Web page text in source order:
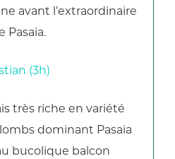
avant l’extraordinaire
Pasaia.
(3h)
très riche en variété
dominant Pasaia
bucolique balcon